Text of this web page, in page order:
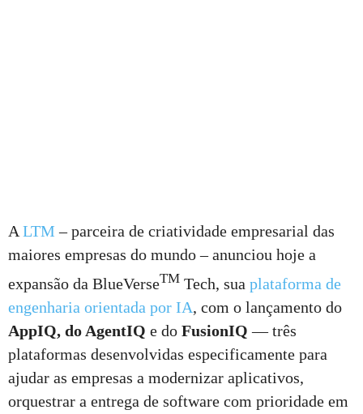
A LTM – parceira de criatividade empresarial das
maiores empresas do mundo – anunciou hoje a
expansão da BlueVerseTM Tech, sua plataforma de
engenharia orientada por IA, com o lançamento do
AppIQ, do AgentIQ e do FusionIQ — três
plataformas desenvolvidas especificamente para
ajudar as empresas a modernizar aplicativos,
orquestrar a entrega de software com prioridade em